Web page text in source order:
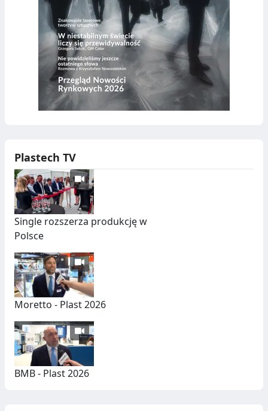
Plastech TV
Single rozszerza produkcję w
Polsce
Moretto - Plast 2026
BMB - Plast 2026